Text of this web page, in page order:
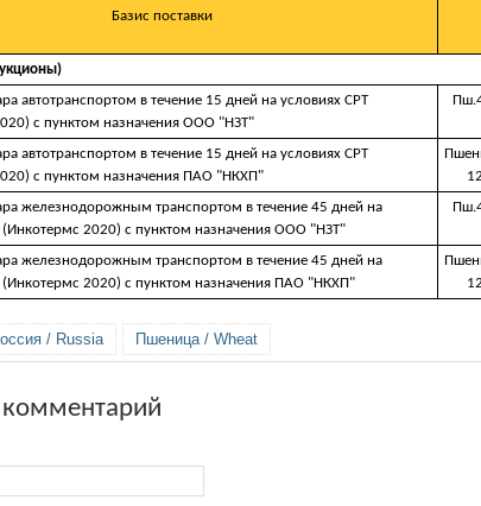
Базис поставки
автотранспортом в течение 15 дней на условиях CРТ
с пунктом назначения ООО "НЗТ"
автотранспортом в течение 15 дней на условиях CРТ
с пунктом назначения ПАО "НКХП"
железнодорожным транспортом в течение 45 дней на
(Инкотермс 2020) с пунктом назначения ООО "НЗТ"
железнодорожным транспортом в течение 45 дней на
(Инкотермс 2020) с пунктом назначения ПАО "НКХП"
/ Russia Пшеница / Wheat